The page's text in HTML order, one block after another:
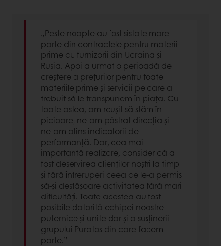
„Peste noapte au fost sistate mare
parte din contractele pentru materii
prime cu furnizorii din Ucraina și
Rusia. Apoi a urmat o perioadă de
creștere a prețurilor pentru toate
materiile prime și servicii pe care a
trebuit să le transpunem în piața. Cu
toate astea, am reușit să stăm în
picioare, ne-am păstrat direcția și
ne-am atins indicatorii de
performanță. Dar, cea mai
importantă realizare, consider că a
fost deservirea clienților noștri la timp
și fără întreruperi ceea ce le-a permis
să-și desfășoare activitatea fără mari
dificultăți. Toate acestea au fost
posibile datorită echipei noastre
puternice și unite dar și a susținerii
grupului Puratos din care facem
parte.”